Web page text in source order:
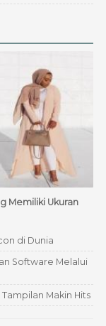
Memiliki Ukuran
di Dunia
Software Melalui
Makin Hits